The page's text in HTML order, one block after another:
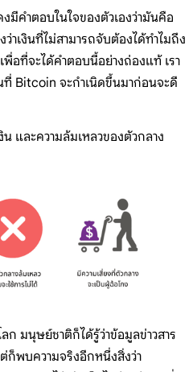
มีคำตอบในใจของตัวเองว่ามันคือ
าเงินที่ไม่สามารถจับต้องได้ทำไมถึง
อที่จะได้คำตอบนี้อย่างถ่องแท้ เรา
Bitcoin จะกำเนิดขึ้นมาก่อนจะดี
และความล้มเหลวของตัวกลาง
ก มนุษย์ชาติก็ได้รู้ว่าข้อมูลข่าวสาร
ก็พบความจริงอีกหนึ่งสิ่งว่า